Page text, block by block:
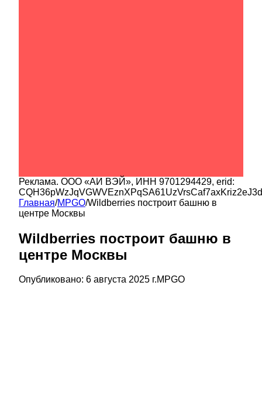
Реклама. ООО «АИ ВЭЙ», ИНН 9701294429, erid:
Главная/MPGO/Wildberries построит башню в
центре Москвы
Wildberries построит башню в
центре Москвы
Опубликовано: 6 августа 2025 г.MPGO